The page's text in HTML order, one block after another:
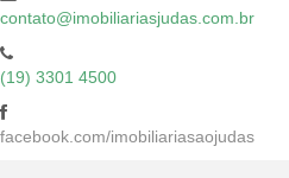
contato@imobiliariasjudas.com.br
(19) 3301 4500
facebook.com/imobiliariasaojudas